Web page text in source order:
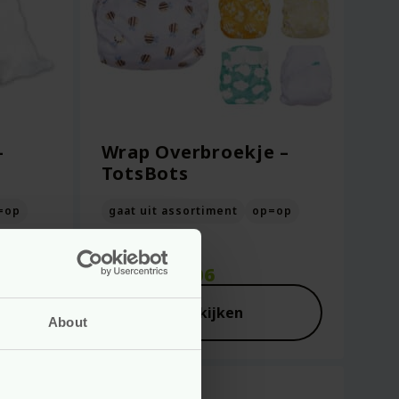
About
Wrap Overbroekje –
TotsBots
gaat uit assortiment op=op
Vanaf17.06
Bekijken